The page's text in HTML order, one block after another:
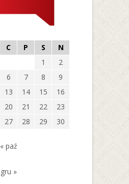
C P S
N
1
2
6 7 8
9
13 14 15
16
20 21 22
23
27 28 29 30
« paź
gru »